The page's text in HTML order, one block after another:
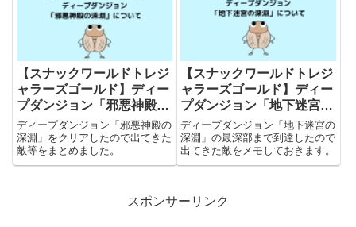
【スナックワールドトレジ
ャラーズゴールド】ディー
プダンジョン「邪悪神殿の
深淵」について
ディープダンジョン「邪悪神殿の
深淵」をクリアしたので出てきた
敵等をまとめました。
【スナックワールドトレジ
ャラーズゴールド】ディー
プダンジョン「地下迷宮の
深淵」について
ディープダンジョン「地下迷宮の
深淵」の最深部まで到達したので
出てきた敵をメモしておきます。
スポンサーリンク